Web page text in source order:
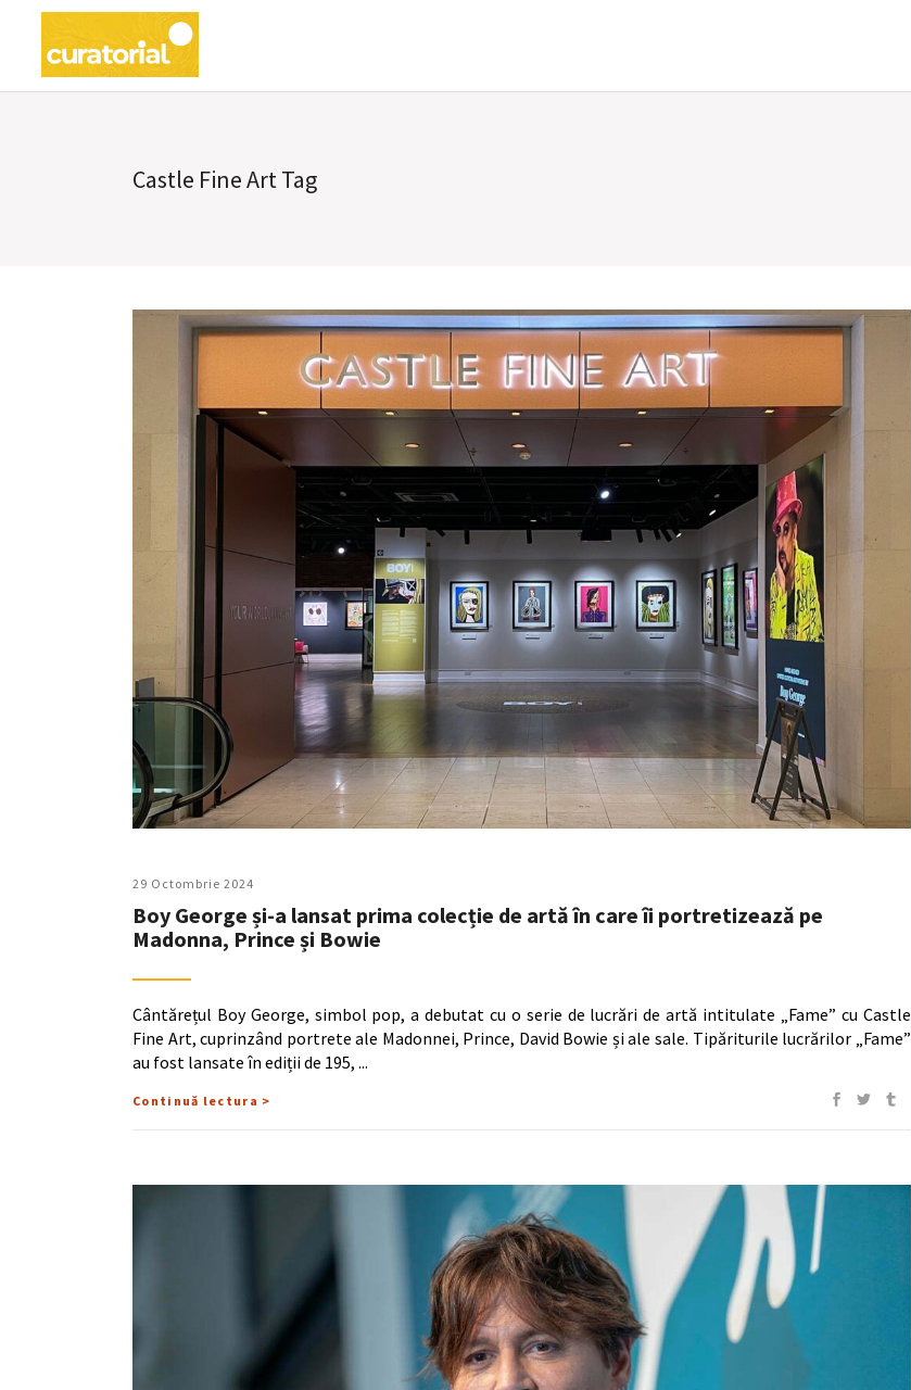
Castle Fine Art Tag
29 Octombrie 2024
Boy George și-a lansat prima colecție de artă în care îi portretizează pe
Madonna, Prince și Bowie
Cântărețul Boy George, simbol pop, a debutat cu o serie de lucrări de artă intitulate „Fame” cu Castle
Fine Art, cuprinzând portrete ale Madonnei, Prince, David Bowie și ale sale. Tipăriturile lucrărilor „Fame”
au fost lansate în ediții de 195,
Continuă lectura >